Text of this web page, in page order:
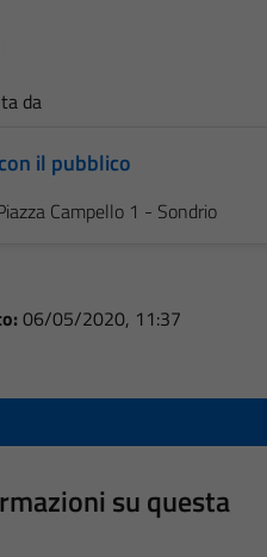
da
il pubblico
Campello 1 - Sondrio
06/05/2020, 11:37
su questa